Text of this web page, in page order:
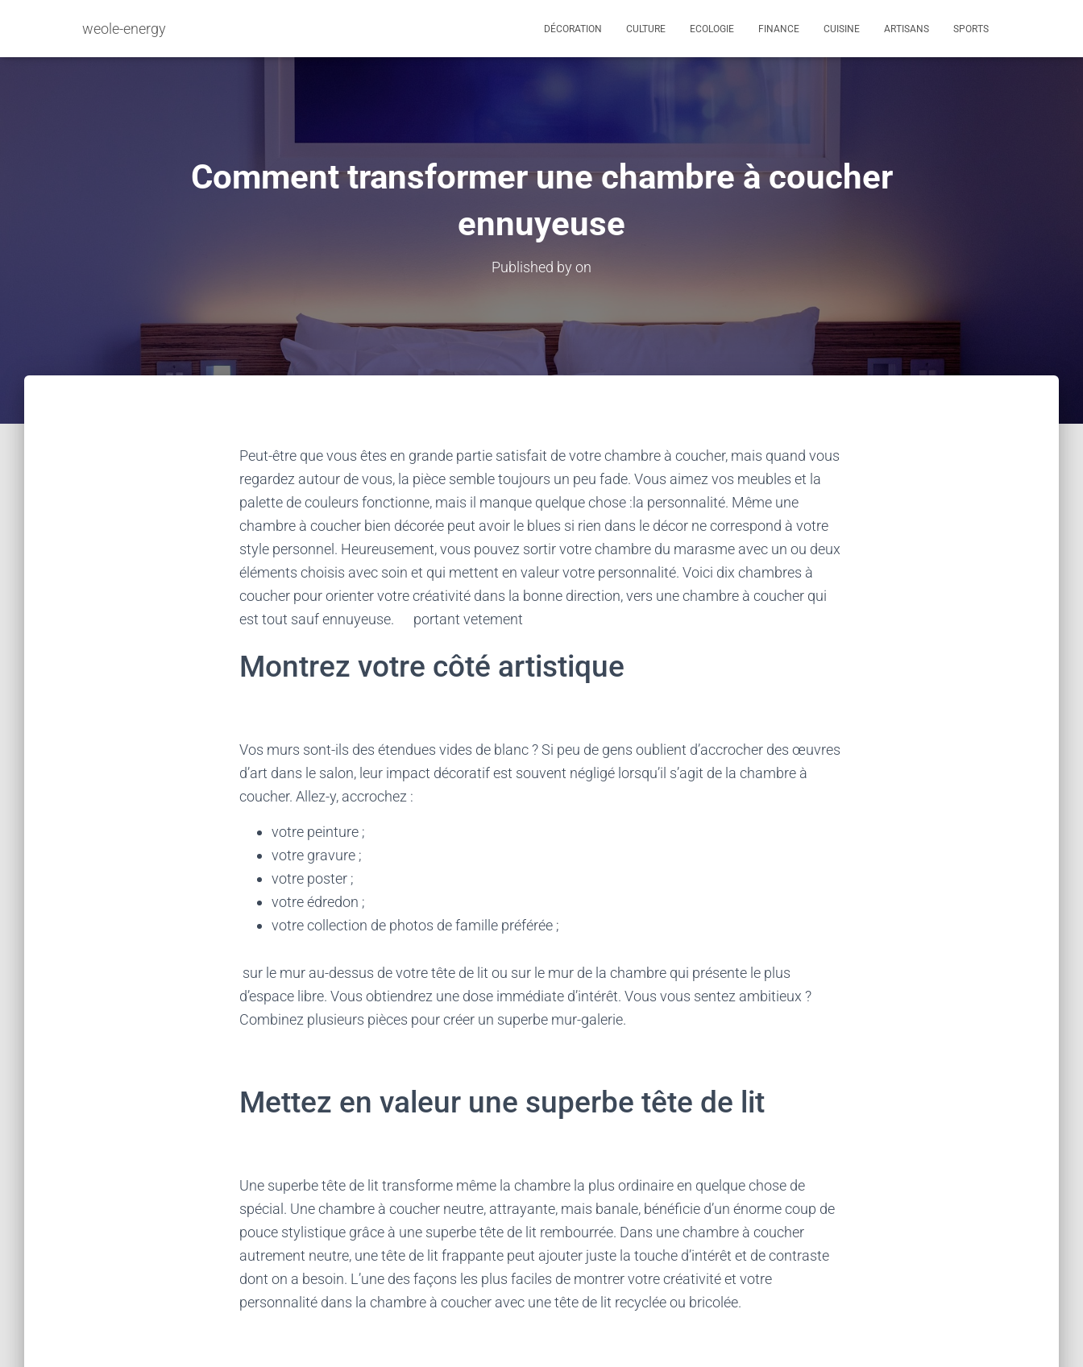
weole-energy DÉCORATION CULTURE ECOLOGIE FINANCE CUISINE ARTISANS SPORTS
Comment transformer une chambre à coucher
ennuyeuse
Published by on
Peut-être que vous êtes en grande partie satisfait de votre chambre à coucher, mais quand vous
regardez autour de vous, la pièce semble toujours un peu fade. Vous aimez vos meubles et la
palette de couleurs fonctionne, mais il manque quelque chose :la personnalité. Même une
chambre à coucher bien décorée peut avoir le blues si rien dans le décor ne correspond à votre
style personnel. Heureusement, vous pouvez sortir votre chambre du marasme avec un ou deux
éléments choisis avec soin et qui mettent en valeur votre personnalité. Voici dix chambres à
coucher pour orienter votre créativité dans la bonne direction, vers une chambre à coucher qui
est tout sauf ennuyeuse. portant vetement
Montrez votre côté artistique
Vos murs sont-ils des étendues vides de blanc ? Si peu de gens oublient d’accrocher des œuvres
d’art dans le salon, leur impact décoratif est souvent négligé lorsqu’il s’agit de la chambre à
coucher. Allez-y, accrochez :
votre peinture ;
votre gravure ;
votre poster ;
votre édredon ;
votre collection de photos de famille préférée ;
sur le mur au-dessus de votre tête de lit ou sur le mur de la chambre qui présente le plus
d’espace libre. Vous obtiendrez une dose immédiate d’intérêt. Vous vous sentez ambitieux ?
Combinez plusieurs pièces pour créer un superbe mur-galerie.
Mettez en valeur une superbe tête de lit
Une superbe tête de lit transforme même la chambre la plus ordinaire en quelque chose de
spécial. Une chambre à coucher neutre, attrayante, mais banale, bénéficie d’un énorme coup de
pouce stylistique grâce à une superbe tête de lit rembourrée. Dans une chambre à coucher
autrement neutre, une tête de lit frappante peut ajouter juste la touche d’intérêt et de contraste
dont on a besoin. L’une des façons les plus faciles de montrer votre créativité et votre
personnalité dans la chambre à coucher avec une tête de lit recyclée ou bricolée.